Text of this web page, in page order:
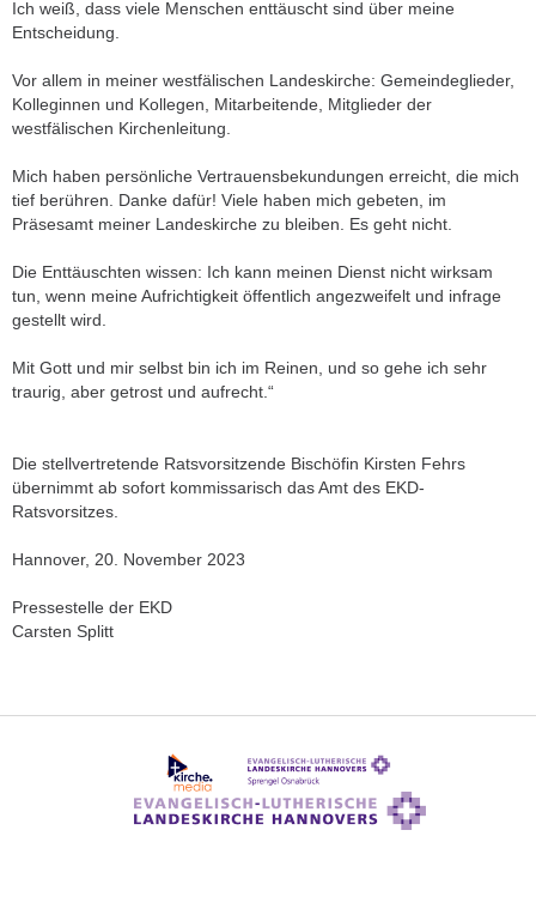
Ich weiß, dass viele Menschen enttäuscht sind über meine
Entscheidung.
Vor allem in meiner westfälischen Landeskirche: Gemeindeglieder,
Kolleginnen und Kollegen, Mitarbeitende, Mitglieder der
westfälischen Kirchenleitung.
Mich haben persönliche Vertrauensbekundungen erreicht, die mich
tief berühren. Danke dafür! Viele haben mich gebeten, im
Präsesamt meiner Landeskirche zu bleiben. Es geht nicht.
Die Enttäuschten wissen: Ich kann meinen Dienst nicht wirksam
tun, wenn meine Aufrichtigkeit öffentlich angezweifelt und infrage
gestellt wird.
Mit Gott und mir selbst bin ich im Reinen, und so gehe ich sehr
traurig, aber getrost und aufrecht.“
Die stellvertretende Ratsvorsitzende Bischöfin Kirsten Fehrs
übernimmt ab sofort kommissarisch das Amt des EKD-
Ratsvorsitzes.
Hannover, 20. November 2023
Pressestelle der EKD
Carsten Splitt